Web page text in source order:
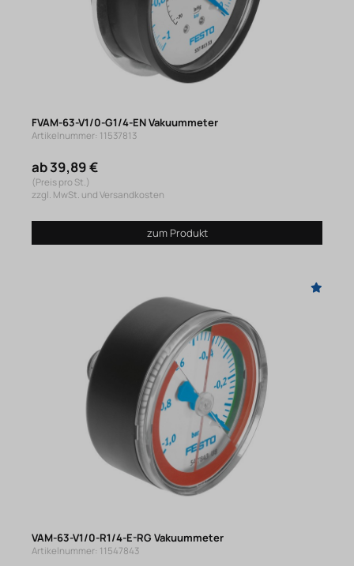
FVAM-63-V1/0-G1/4-EN Vakuummeter
Artikelnummer: 11537813
ab 39,89 €
(Preis pro St.)
zzgl. MwSt. und Versandkosten
zum Produkt
VAM-63-V1/0-R1/4-E-RG Vakuummeter
Artikelnummer: 11547843